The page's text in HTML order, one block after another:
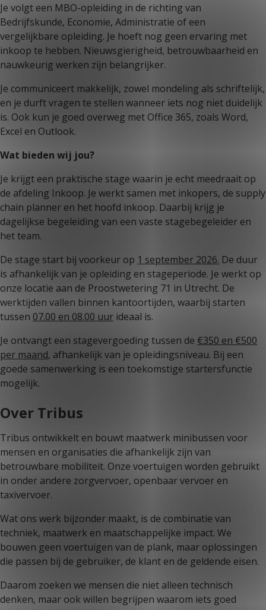
Je volgt een MBO-opleiding in de richting van
Bedrijfskunde, Economie, Administratie of een
vergelijkbare opleiding. Je hoeft nog geen ervaring met
inkoop te hebben. Nieuwsgierigheid, betrouwbaarheid en
nauwkeurig werken zijn belangrijker.
Je communiceert makkelijk, zowel mondeling als schriftelijk,
en je durft vragen te stellen wanneer iets nog niet duidelijk
is. Ook kun je goed overweg met Office 365, zoals Word,
Excel en Outlook.
Wat bieden wij jou?
Je krijgt een praktische stage waarin je echt meedraait op
de afdeling Inkoop. Je werkt samen met inkopers, de supply
chain planner en het hoofd inkoop. Daarbij krijg je
dagelijkse begeleiding van een vaste stagebegeleider en
het team.
De stage start bij voorkeur op 1 september 2026. De duur
is afhankelijk van je opleiding en stageperiode. Je werkt op
onze locatie aan de Proostwetering 71 in Utrecht. De
werktijden vallen binnen kantoortijden, waarbij starten
tussen 07.00 en 08.00 uur ideaal is.
Je ontvangt een stagevergoeding tussen de €350 en €500
per maand, afhankelijk van je opleidingsniveau. Bij een
goede samenwerking is een toekomstige startersfunctie
mogelijk.
Over Tribus
Tribus ontwikkelt en bouwt maatwerk minibussen voor
mensen en organisaties die afhankelijk zijn van
betrouwbare mobiliteit. Onze voertuigen worden gebruikt
in onder andere zorgvervoer, openbaar vervoer en
taxivervoer.
Wat ons werk bijzonder maakt, is de combinatie van
techniek, maatwerk en maatschappelijke impact. We
bouwen geen voertuigen van de plank, maar oplossingen
die passen bij de gebruiker, de klant en de geldende eisen.
Daarom zoeken we mensen die niet alleen technisch
denken, maar ook willen begrijpen waarom iets goed